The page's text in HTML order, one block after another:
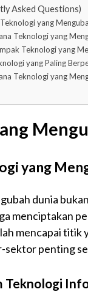
Asked Questions)
yang
Teknologi yang
Teknologi yang
yang Paling
Teknologi yang
yang
dunia
menciptakan
mencapai titik
sektor penting
Teknologi